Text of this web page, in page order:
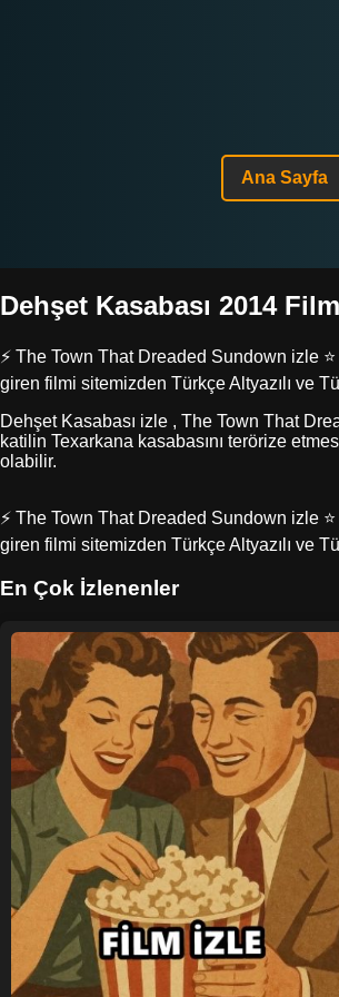
Ana Sayfa
Dehşet Kasabası 2014
⚡ The Town That Dreaded Sundown izle
giren filmi sitemizden Türkçe Altyazılı ve
Dehşet Kasabası izle , The Town That
katilin Texarkana kasabasını terörize
olabilir.
⚡ The Town That Dreaded Sundown izle
giren filmi sitemizden Türkçe Altyazılı ve
En Çok İzlenenler